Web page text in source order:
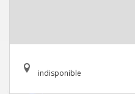
indisponible